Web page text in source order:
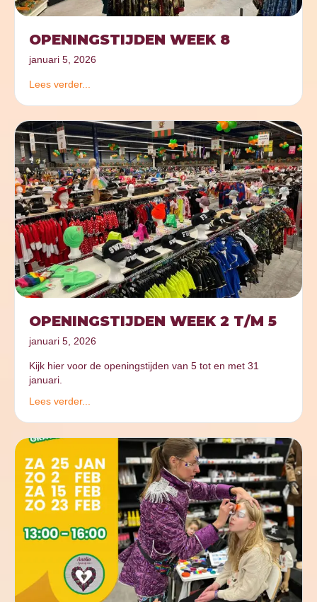
OPENINGSTIJDEN WEEK 8
januari 5, 2026
Lees verder...
OPENINGSTIJDEN WEEK 2 T/M 5
januari 5, 2026
Kijk hier voor de openingstijden van 5 tot en met 31
januari.
Lees verder...